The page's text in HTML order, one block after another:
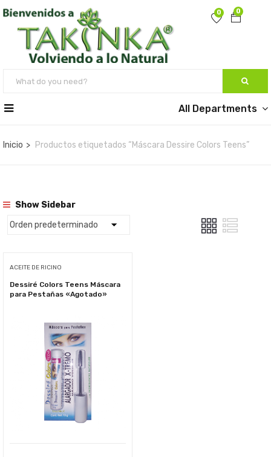
0
0
All Departments
Inicio Productos etiquetados “Máscara Dessire Colors Teens”
Show Sidebar
ACEITE DE RICINO
Dessiré Colors Teens Máscara
para Pestañas «Agotado»